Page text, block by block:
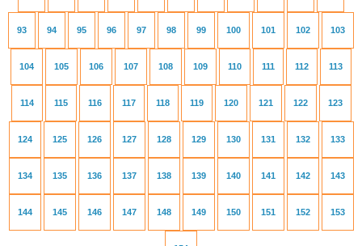
93 94 95 96 97 98 99 100 101 102 103
104 105 106 107 108 109 110 111 112 113
114 115 116 117 118 119 120 121 122 123
124 125 126 127 128 129 130 131 132 133
134 135 136 137 138 139 140 141 142 143
144 145 146 147 148 149 150 151 152 153